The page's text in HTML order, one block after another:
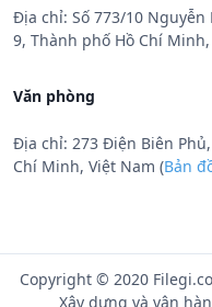
Địa chỉ: Số 773/10
9, Thành phố Hồ Chí
Văn phòng
Địa chỉ: 273 Điện Biên
Chí Minh, Việt Nam (Bản
Copyright © 2020
Xây dựng và vận